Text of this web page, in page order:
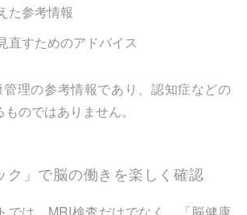
た参考情報
直すためのアドバイス
理の参考情報であり、認知症などの
のではありません。
ク」で脳の働きを楽しく確認
では、MRI検査だけでなく、「脳健康